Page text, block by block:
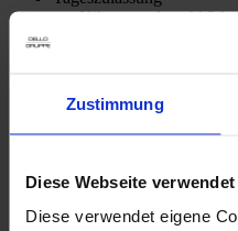
Zustimmung
Diese Webseite
Diese verwendet eigene
Kilometer Anzahl2
Getriebeart
Finanzierung möglich
Garantie
opel-de018400